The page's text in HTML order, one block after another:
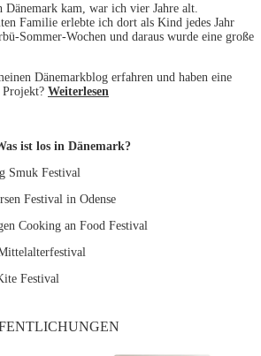
Dänemark kam, war ich vier Jahre alt.
Familie erlebte ich dort als Kind jedes Jahr
Sommer-Wochen und daraus wurde eine große
Dänemarkblog erfahren und haben eine
Projekt? Weiterlesen
ist los in Dänemark?
Smuk Festival
Festival in Odense
Cooking an Food Festival
Festival